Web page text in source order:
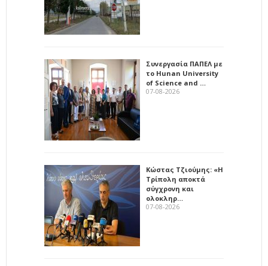
Συνεργασία ΠΑΠΕΛ με
το Hunan University
of Science and …
07-08-2026
Κώστας Τζιούμης: «Η
Τρίπολη αποκτά
σύγχρονη και
ολοκληρ…
07-08-2026